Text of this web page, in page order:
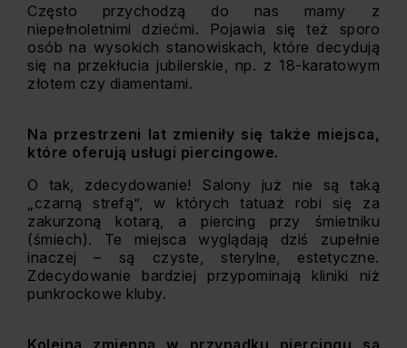
Często przychodzą do nas mamy z
niepełnoletnimi dziećmi. Pojawia się też sporo
osób na wysokich stanowiskach, które decydują
się na przekłucia jubilerskie, np. z 18-karatowym
złotem czy diamentami.
Na przestrzeni lat zmieniły się także miejsca,
które oferują usługi piercingowe.
O tak, zdecydowanie! Salony już nie są taką
„czarną strefą”, w których tatuaż robi się za
zakurzoną kotarą, a piercing przy śmietniku
(śmiech). Te miejsca wyglądają dziś zupełnie
inaczej – są czyste, sterylne, estetyczne.
Zdecydowanie bardziej przypominają kliniki niż
punkrockowe kluby.
Kolejną zmienną w przypadku piercingu są